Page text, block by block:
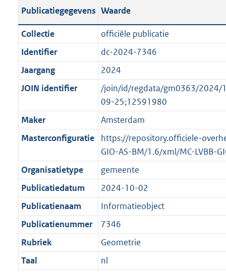
l
c
a
t
i
e
n
f
o
m
a
a
t
o
t
e
:
2
K
b
i
c
a
t
i
i
n
f
r
m
a
a
t
o
t
t
e
:
o
b
e
k
n
d
t
a
n
d
g
r
o
o
t
t
e
:
2
K
b
Publicatiegegevens Waarde
Collectie
officiële publicatie
Identifier
dc-2024-7346
Jaargang
2024
JOIN identifier
/join/id/regdata/gm0363/2024/
09-25;12591980
Maker
Amsterdam
Masterconfiguratie
https://repository.officiele-
GIO-AS-BM/1.6/xml/MC-LVBB-
Organisatietype
gemeente
Publicatiedatum
2024-10-02
Publicatienaam
Informatieobject
Publicatienummer
7346
Rubriek
Geometrie
Taal
nl